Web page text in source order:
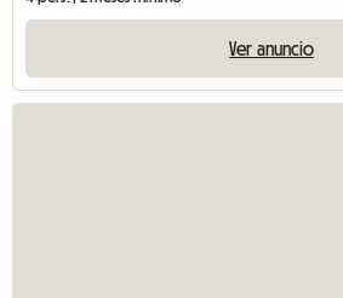
Ver anuncio